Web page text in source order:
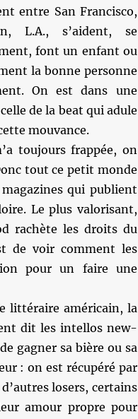
entre San Francisco,
L.A., s’aident, se
font un enfant ou
la bonne personne
On est dans une
de la beat qui adule
mouvance.
toujours frappée, on
tout ce petit monde
qui publient
Le plus valorisant,
rachète les droits du
de voir comment les
pour un faire une
littéraire américain, la
dit les intellos new-
gagner sa bière ou sa
: on est récupéré par
losers, certains
amour propre pour